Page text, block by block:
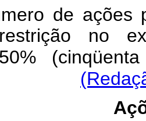
de ações
no
50%